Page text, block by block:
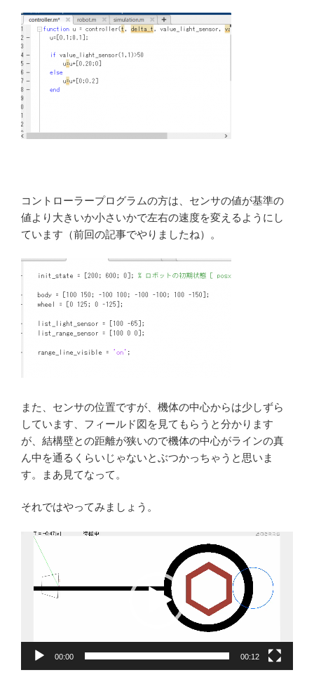
コントローラープログラムの方は、センサの値が基準の
値より大きいか小さいかで左右の速度を変えるようにし
ています（前回の記事でやりましたね）。
また、センサの位置ですが、機体の中心からは少しずら
しています、フィールド図を見てもらうと分かります
が、結構壁との距離が狭いので機体の中心がラインの真
ん中を通るくらいじゃないとぶつかっちゃうと思いま
す。まあ見てなって。
それではやってみましょう。
ー
00:00 00:12